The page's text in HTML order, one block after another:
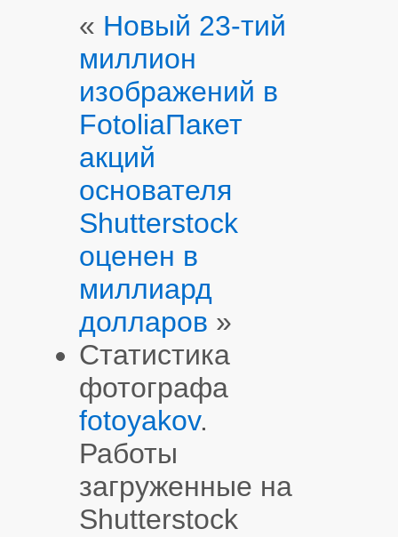
« Новый 23-тий
миллион
изображений в
FotoliaПакет
акций
основателя
Shutterstock
оценен в
миллиард
долларов »
Статистика
фотографа
fotoyakov.
Работы
загруженные на
Shutterstock